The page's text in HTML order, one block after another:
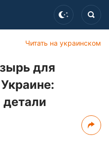
Читать на украинском
для